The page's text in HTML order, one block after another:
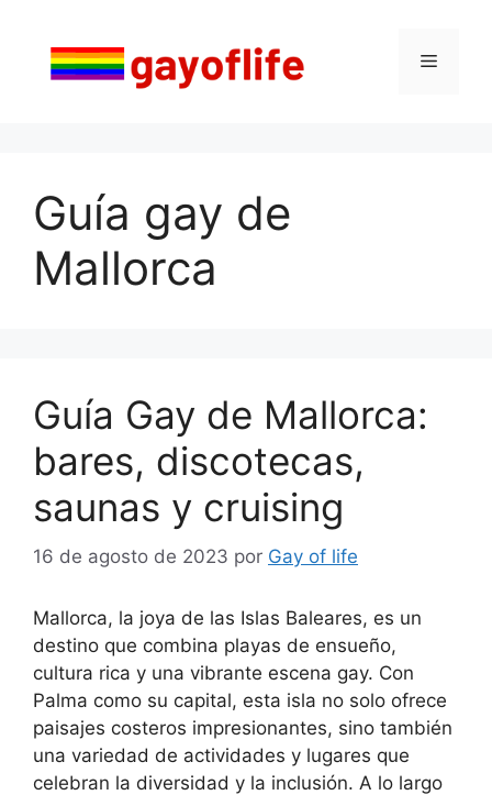
contenido
Menú
Guía gay de
Mallorca
Guía Gay de Mallorca:
bares, discotecas,
saunas y cruising
16 de agosto de 2023 por Gay of life
Mallorca, la joya de las Islas Baleares, es un
destino que combina playas de ensueño,
cultura rica y una vibrante escena gay. Con
Palma como su capital, esta isla no solo ofrece
paisajes costeros impresionantes, sino también
una variedad de actividades y lugares que
celebran la diversidad y la inclusión. A lo largo